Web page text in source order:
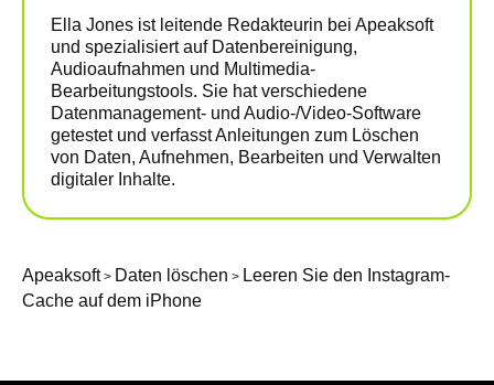
Ella Jones ist leitende Redakteurin bei Apeaksoft
und spezialisiert auf Datenbereinigung,
Audioaufnahmen und Multimedia-
Bearbeitungstools. Sie hat verschiedene
Datenmanagement- und Audio-/Video-Software
getestet und verfasst Anleitungen zum Löschen
von Daten, Aufnehmen, Bearbeiten und Verwalten
digitaler Inhalte.
Apeaksoft> Daten löschen > Leeren Sie den Instagram-
Cache auf dem iPhone